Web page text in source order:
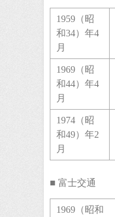
1959（昭
和34）年4
月
1969（昭
和44）年4
月
1974（昭
和49）年2
月
■ 富士交通
1969（昭和